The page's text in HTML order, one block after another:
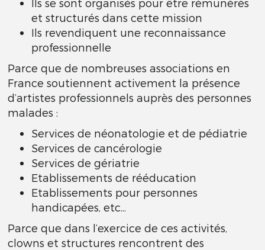
Ils se sont organisés pour être rémunérés
et structurés dans cette mission
Ils revendiquent une reconnaissance
professionnelle
Parce que de nombreuses associations en
France soutiennent activement la présence
d’artistes professionnels auprès des personnes
malades :
Services de néonatologie et de pédiatrie
Services de cancérologie
Services de gériatrie
Etablissements de rééducation
Etablissements pour personnes
handicapées, etc...
Parce que dans l’exercice de ces activités,
clowns et structures rencontrent des